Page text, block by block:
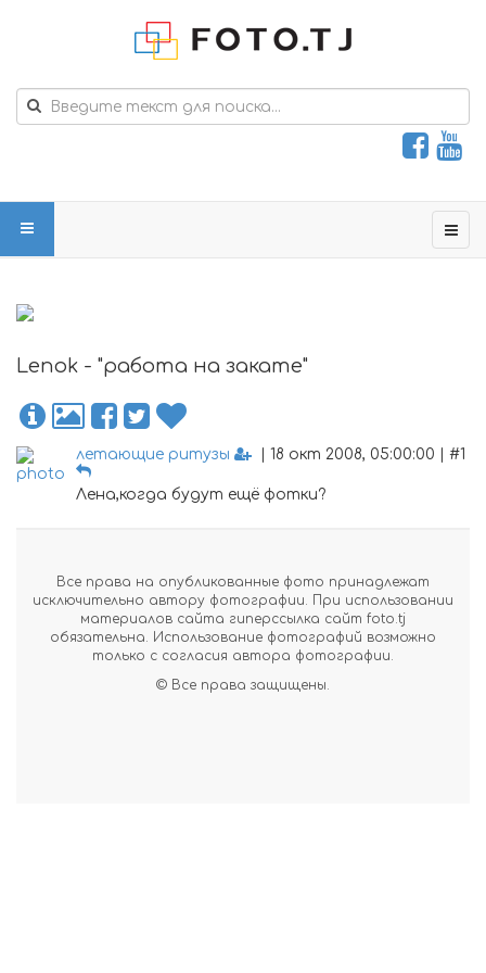
Lenok - "работа на закате"
летающие ритузы | 18 окт 2008, 05:00:00 | #1
Лена,когда будут ещё фотки?
Все права на опубликованные фото принадлежат
исключительно автору фотографии. При использовании
материалов сайта гиперссылка сайт foto.tj
обязательна. Использование фотографий возможно
только с согласия автора фотографии.
© Все права защищены.